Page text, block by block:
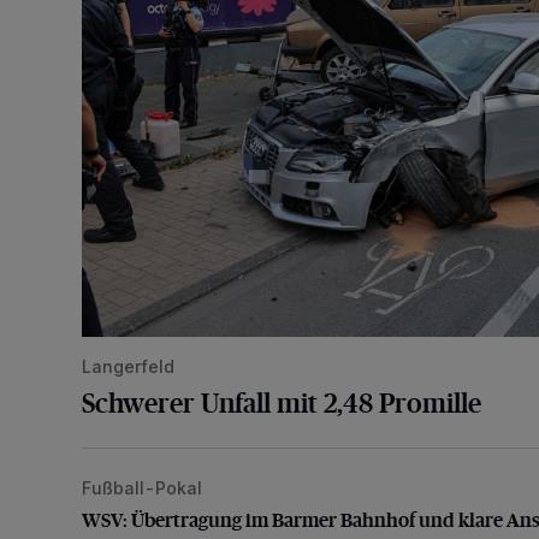
Langerfeld
Schwerer Unfall mit 2,48 Promille
WSV: Übertragung im Barmer Bahnhof und klare
Fußball-Pokal
WSV: Übertragung im Barmer Bahnhof und klare